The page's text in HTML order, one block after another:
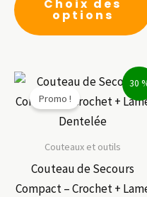
Choix des
options
30
Promo !
Couteaux et outils
Couteau de Secours
Compact – Crochet +